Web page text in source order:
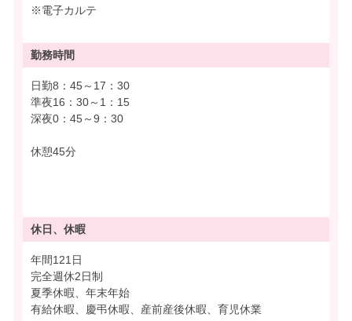
※電子カルテ
勤務時間
日勤8：45～17：30
準夜16：30～1：15
深夜0：45～9：30
休憩45分
休日、休暇
年間121日
完全週休2日制
夏季休暇、年末年始
有給休暇、慶弔休暇、産前産後休暇、育児休業